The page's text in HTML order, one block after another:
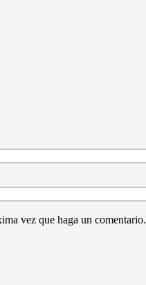
vez que haga un comentario.